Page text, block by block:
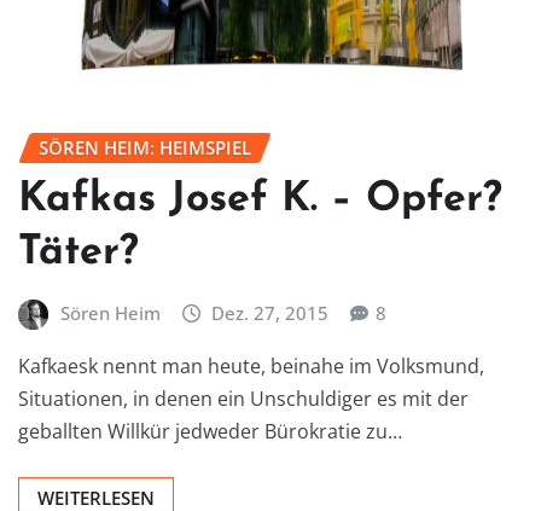
SÖREN HEIM: HEIMSPIEL
Kafkas Josef K. – Opfer?
Täter?
Sören Heim Dez. 27, 2015 8
Kafkaesk nennt man heute, beinahe im Volksmund,
Situationen, in denen ein Unschuldiger es mit der
geballten Willkür jedweder Bürokratie zu…
WEITERLESEN